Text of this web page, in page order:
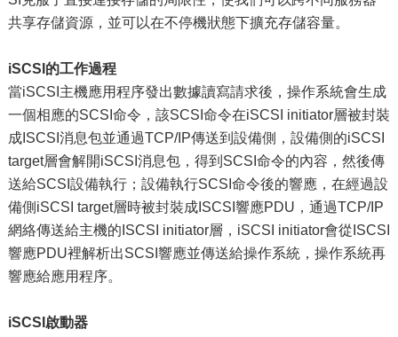
共享存儲資源，並可以在不停機狀態下擴充存儲容量。
iSCSI的工作過程
當iSCSI主機應用程序發出數據讀寫請求後，操作系統會生成
一個相應的SCSI命令，該SCSI命令在iSCSI initiator層被封裝
成ISCSI消息包並通過TCP/IP傳送到設備側，設備側的iSCSI
target層會解開iSCSI消息包，得到SCSI命令的內容，然後傳
送給SCSI設備執行；設備執行SCSI命令後的響應，在經過設
備側iSCSI target層時被封裝成ISCSI響應PDU，通過TCP/IP
網絡傳送給主機的ISCSI initiator層，iSCSI initiator會從ISCSI
響應PDU裡解析出SCSI響應並傳送給操作系統，操作系統再
響應給應用程序。
iSCSI啟動器